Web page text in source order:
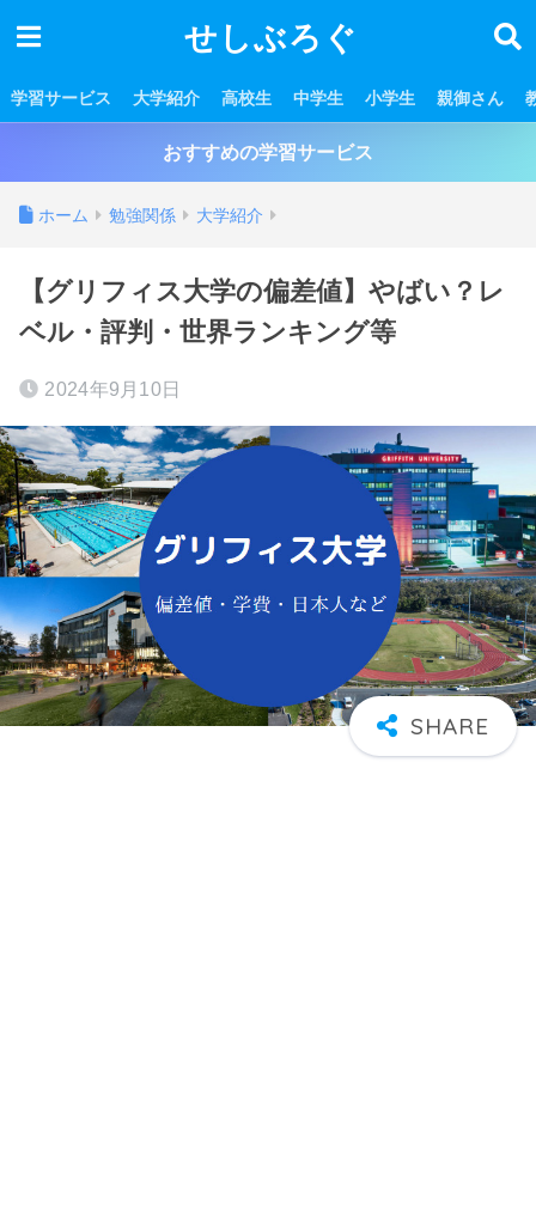
せしぶろぐ
学習サービス 大学紹介 高校生 中学生 小学生 親御さん
おすすめの学習サービス
ホーム 勉強関係 大学紹介
【グリフィス大学の偏差値】やばい？レ
ベル・評判・世界ランキング等
2024年9月10日